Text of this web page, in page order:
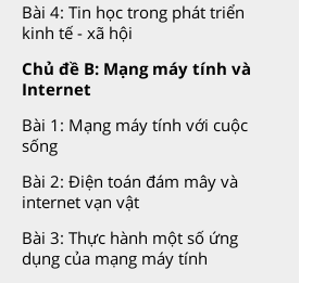
Bài 4: Tin học trong phát triển
kinh tế - xã hội
Chủ đề B: Mạng máy tính và
Internet
Bài 1: Mạng máy tính với cuộc
sống
Bài 2: Điện toán đám mây và
internet vạn vật
Bài 3: Thực hành một số ứng
dụng của mạng máy tính